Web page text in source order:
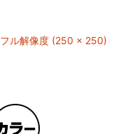
フル解像度 (250 × 250)